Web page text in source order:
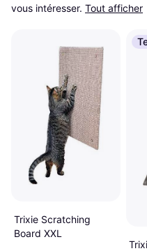
vous intéresser. Tout afficher
Trixie Scratching
Board XXL